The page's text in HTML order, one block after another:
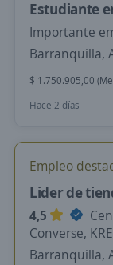
Estudiante
Importante
Barranquilla,
$ 1.750.905,00
Hace 2 días
Empleo
Lider de
4,5
Converse,
Barranquilla,